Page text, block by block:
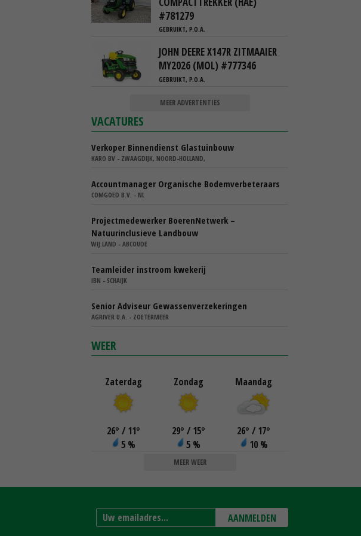
#781279
GEBRUIKT, P.O.A.
JOHN DEERE X147R ZITMAAIER
MY2026 (MOL) #777346
GEBRUIKT, P.O.A.
MEER ADVERTENTIES
VACATURES
Verkoper Binnendienst Glastuinbouw
KARO BV - ZWAAGDIJK, NOORD-HOLLAND,
Accountmanager Organische Bodemverbeteraars
COMGOED B.V. - NL
Projectmedewerker BoerenNetwerk –
Natuurinclusieve Landbouw
WIJ.LAND - ABCOUDE
Teamleider instroom kwekerij
IBN - SCHAIJK
Senior Adviseur Gewassenverzekeringen
AGRIVER U.A. - ZOETERMEER
WEER
Zaterdag
26° / 11°
5 %
Zondag
29° / 15°
5 %
Maandag
26° / 17°
10 %
MEER WEER
AANMELDEN